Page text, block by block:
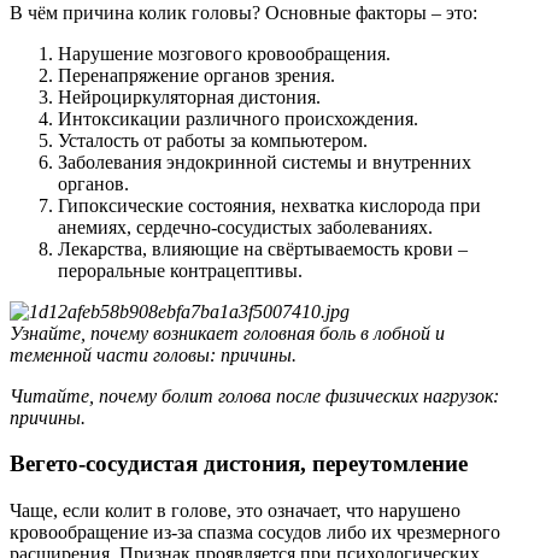
В чём причина колик головы? Основные факторы – это:
Нарушение мозгового кровообращения.
Перенапряжение органов зрения.
Нейроциркуляторная дистония.
Интоксикации различного происхождения.
Усталость от работы за компьютером.
Заболевания эндокринной системы и внутренних
органов.
Гипоксические состояния, нехватка кислорода при
анемиях, сердечно-сосудистых заболеваниях.
Лекарства, влияющие на свёртываемость крови –
пероральные контрацептивы.
Узнайте, почему возникает головная боль в лобной и
теменной части головы: причины.
Читайте, почему болит голова после физических нагрузок:
причины.
Вегето-сосудистая дистония, переутомление
Чаще, если колит в голове, это означает, что нарушено
кровообращение из-за спазма сосудов либо их чрезмерного
расширения. Признак проявляется при психологических